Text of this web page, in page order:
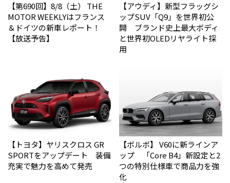
【第690回】8/8（土） THE
MOTOR WEEKLYはフランス
＆ドイツの新車レポート！
【放送予告】
【アウディ】新型フラッグシ
ップSUV「Q9」を世界初公
開 ブランド史上最大ボディ
と世界初OLEDリヤライト採
用
【トヨタ】ヤリスクロス GR
SPORTをアップデート 装備
充実で魅力を高めて発売
【ボルボ】 V60に新ラインア
ップ 「Core B4」新設定と2
つの特別仕様車で商品力を強
化